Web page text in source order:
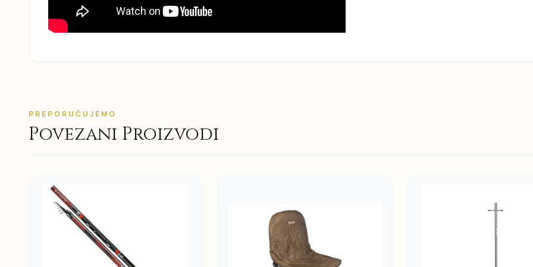
PREPORUČUJEMO
Povezani Proizvodi